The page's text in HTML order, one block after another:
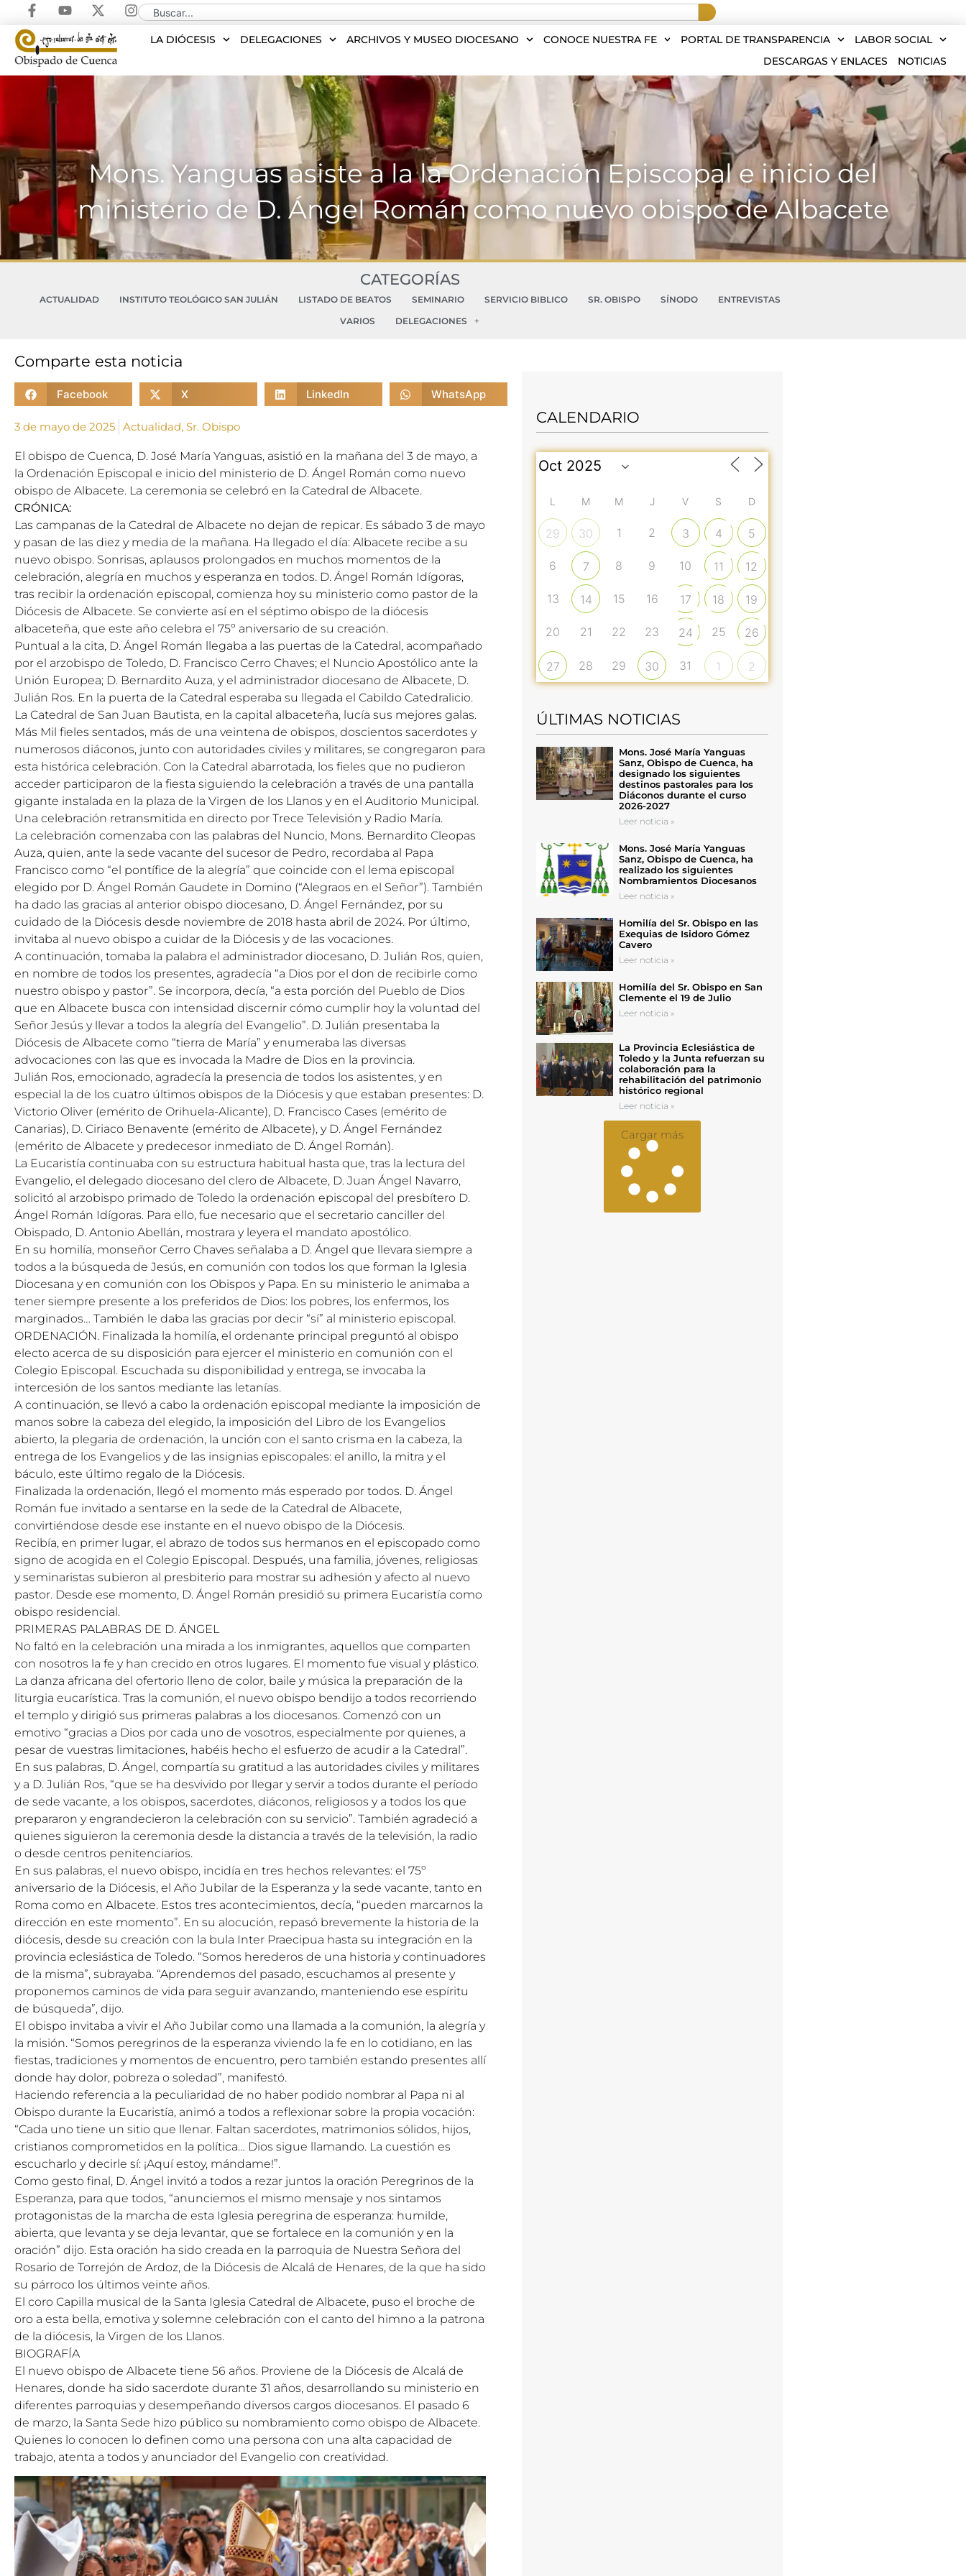
LA DIÓCESIS DELEGACIONES ARCHIVOS Y MUSEO DIOCESANO CONOCE NUESTRA FE PORTAL DE TRANSPARENCIA
LABOR SOCIAL
DESCARGAS Y ENLACES
NOTICIAS
Mons. Yanguas asiste a la la Ordenación Episcopal e inicio del
ministerio de D. Ángel Román como nuevo obispo de Albacete
CATEGORÍAS
ACTUALIDAD INSTITUTO TEOLÓGICO SAN JULIÁN LISTADO DE BEATOS SEMINARIO SERVICIO BIBLICO SR. OBISPO SÍNODO
ENTREVISTAS
VARIOS
DELEGACIONES
Comparte esta noticia
Facebook X LinkedIn WhatsApp
3 de mayo de 2025 Actualidad, Sr. Obispo
El obispo de Cuenca, D. José María Yanguas, asistió en la mañana del 3 de mayo, a
la Ordenación Episcopal e inicio del ministerio de D. Ángel Román como nuevo
obispo de Albacete. La ceremonia se celebró en la Catedral de Albacete.
CRÓNICA:
Las campanas de la Catedral de Albacete no dejan de repicar. Es sábado 3 de mayo
y pasan de las diez y media de la mañana. Ha llegado el día: Albacete recibe a su
nuevo obispo. Sonrisas, aplausos prolongados en muchos momentos de la
celebración, alegría en muchos y esperanza en todos. D. Ángel Román Idígoras,
tras recibir la ordenación episcopal, comienza hoy su ministerio como pastor de la
Diócesis de Albacete. Se convierte así en el séptimo obispo de la diócesis
albaceteña, que este año celebra el 75º aniversario de su creación.
Puntual a la cita, D. Ángel Román llegaba a las puertas de la Catedral, acompañado
por el arzobispo de Toledo, D. Francisco Cerro Chaves; el Nuncio Apostólico ante la
Unión Europea; D. Bernardito Auza, y el administrador diocesano de Albacete, D.
Julián Ros. En la puerta de la Catedral esperaba su llegada el Cabildo Catedralicio.
La Catedral de San Juan Bautista, en la capital albaceteña, lucía sus mejores galas.
Más Mil fieles sentados, más de una veintena de obispos, doscientos sacerdotes y
numerosos diáconos, junto con autoridades civiles y militares, se congregaron para
esta histórica celebración. Con la Catedral abarrotada, los fieles que no pudieron
acceder participaron de la fiesta siguiendo la celebración a través de una pantalla
gigante instalada en la plaza de la Virgen de los Llanos y en el Auditorio Municipal.
Una celebración retransmitida en directo por Trece Televisión y Radio María.
La celebración comenzaba con las palabras del Nuncio, Mons. Bernardito Cleopas
Auza, quien, ante la sede vacante del sucesor de Pedro, recordaba al Papa
Francisco como “el pontífice de la alegría” que coincide con el lema episcopal
elegido por D. Ángel Román Gaudete in Domino (“Alegraos en el Señor”). También
ha dado las gracias al anterior obispo diocesano, D. Ángel Fernández, por su
cuidado de la Diócesis desde noviembre de 2018 hasta abril de 2024. Por último,
invitaba al nuevo obispo a cuidar de la Diócesis y de las vocaciones.
A continuación, tomaba la palabra el administrador diocesano, D. Julián Ros, quien,
en nombre de todos los presentes, agradecía “a Dios por el don de recibirle como
nuestro obispo y pastor”. Se incorpora, decía, “a esta porción del Pueblo de Dios
que en Albacete busca con intensidad discernir cómo cumplir hoy la voluntad del
Señor Jesús y llevar a todos la alegría del Evangelio”. D. Julián presentaba la
Diócesis de Albacete como “tierra de María” y enumeraba las diversas
advocaciones con las que es invocada la Madre de Dios en la provincia.
Julián Ros, emocionado, agradecía la presencia de todos los asistentes, y en
especial la de los cuatro últimos obispos de la Diócesis y que estaban presentes: D.
Victorio Oliver (emérito de Orihuela-Alicante), D. Francisco Cases (emérito de
Canarias), D. Ciriaco Benavente (emérito de Albacete), y D. Ángel Fernández
(emérito de Albacete y predecesor inmediato de D. Ángel Román).
La Eucaristía continuaba con su estructura habitual hasta que, tras la lectura del
Evangelio, el delegado diocesano del clero de Albacete, D. Juan Ángel Navarro,
solicitó al arzobispo primado de Toledo la ordenación episcopal del presbítero D.
Ángel Román Idígoras. Para ello, fue necesario que el secretario canciller del
Obispado, D. Antonio Abellán, mostrara y leyera el mandato apostólico.
En su homilía, monseñor Cerro Chaves señalaba a D. Ángel que llevara siempre a
todos a la búsqueda de Jesús, en comunión con todos los que forman la Iglesia
Diocesana y en comunión con los Obispos y Papa. En su ministerio le animaba a
tener siempre presente a los preferidos de Dios: los pobres, los enfermos, los
marginados… También le daba las gracias por decir “sí” al ministerio episcopal.
ORDENACIÓN. Finalizada la homilía, el ordenante principal preguntó al obispo
electo acerca de su disposición para ejercer el ministerio en comunión con el
Colegio Episcopal. Escuchada su disponibilidad y entrega, se invocaba la
intercesión de los santos mediante las letanías.
A continuación, se llevó a cabo la ordenación episcopal mediante la imposición de
manos sobre la cabeza del elegido, la imposición del Libro de los Evangelios
abierto, la plegaria de ordenación, la unción con el santo crisma en la cabeza, la
entrega de los Evangelios y de las insignias episcopales: el anillo, la mitra y el
báculo, este último regalo de la Diócesis.
Finalizada la ordenación, llegó el momento más esperado por todos. D. Ángel
Román fue invitado a sentarse en la sede de la Catedral de Albacete,
convirtiéndose desde ese instante en el nuevo obispo de la Diócesis.
Recibía, en primer lugar, el abrazo de todos sus hermanos en el episcopado como
signo de acogida en el Colegio Episcopal. Después, una familia, jóvenes, religiosas
y seminaristas subieron al presbiterio para mostrar su adhesión y afecto al nuevo
pastor. Desde ese momento, D. Ángel Román presidió su primera Eucaristía como
obispo residencial.
PRIMERAS PALABRAS DE D. ÁNGEL
No faltó en la celebración una mirada a los inmigrantes, aquellos que comparten
con nosotros la fe y han crecido en otros lugares. El momento fue visual y plástico.
La danza africana del ofertorio lleno de color, baile y música la preparación de la
liturgia eucarística. Tras la comunión, el nuevo obispo bendijo a todos recorriendo
el templo y dirigió sus primeras palabras a los diocesanos. Comenzó con un
emotivo “gracias a Dios por cada uno de vosotros, especialmente por quienes, a
pesar de vuestras limitaciones, habéis hecho el esfuerzo de acudir a la Catedral”.
En sus palabras, D. Ángel, compartía su gratitud a las autoridades civiles y militares
y a D. Julián Ros, “que se ha desvivido por llegar y servir a todos durante el período
de sede vacante, a los obispos, sacerdotes, diáconos, religiosos y a todos los que
prepararon y engrandecieron la celebración con su servicio”. También agradeció a
quienes siguieron la ceremonia desde la distancia a través de la televisión, la radio
o desde centros penitenciarios.
En sus palabras, el nuevo obispo, incidía en tres hechos relevantes: el 75º
aniversario de la Diócesis, el Año Jubilar de la Esperanza y la sede vacante, tanto en
Roma como en Albacete. Estos tres acontecimientos, decía, “pueden marcarnos la
dirección en este momento”. En su alocución, repasó brevemente la historia de la
diócesis, desde su creación con la bula Inter Praecipua hasta su integración en la
provincia eclesiástica de Toledo. “Somos herederos de una historia y continuadores
de la misma”, subrayaba. “Aprendemos del pasado, escuchamos al presente y
proponemos caminos de vida para seguir avanzando, manteniendo ese espíritu
de búsqueda”, dijo.
El obispo invitaba a vivir el Año Jubilar como una llamada a la comunión, la alegría y
la misión. “Somos peregrinos de la esperanza viviendo la fe en lo cotidiano, en las
fiestas, tradiciones y momentos de encuentro, pero también estando presentes allí
donde hay dolor, pobreza o soledad”, manifestó.
Haciendo referencia a la peculiaridad de no haber podido nombrar al Papa ni al
Obispo durante la Eucaristía, animó a todos a reflexionar sobre la propia vocación:
“Cada uno tiene un sitio que llenar. Faltan sacerdotes, matrimonios sólidos, hijos,
cristianos comprometidos en la política… Dios sigue llamando. La cuestión es
escucharlo y decirle sí: ¡Aquí estoy, mándame!”.
Como gesto final, D. Ángel invitó a todos a rezar juntos la oración Peregrinos de la
Esperanza, para que todos, “anunciemos el mismo mensaje y nos sintamos
protagonistas de la marcha de esta Iglesia peregrina de esperanza: humilde,
abierta, que levanta y se deja levantar, que se fortalece en la comunión y en la
oración” dijo. Esta oración ha sido creada en la parroquia de Nuestra Señora del
Rosario de Torrejón de Ardoz, de la Diócesis de Alcalá de Henares, de la que ha sido
su párroco los últimos veinte años.
El coro Capilla musical de la Santa Iglesia Catedral de Albacete, puso el broche de
oro a esta bella, emotiva y solemne celebración con el canto del himno a la patrona
de la diócesis, la Virgen de los Llanos.
BIOGRAFÍA
El nuevo obispo de Albacete tiene 56 años. Proviene de la Diócesis de Alcalá de
Henares, donde ha sido sacerdote durante 31 años, desarrollando su ministerio en
diferentes parroquias y desempeñando diversos cargos diocesanos. El pasado 6
de marzo, la Santa Sede hizo público su nombramiento como obispo de Albacete.
Quienes lo conocen lo definen como una persona con una alta capacidad de
trabajo, atenta a todos y anunciador del Evangelio con creatividad.
CALENDARIO
L M M J V S D
29 30 1 2 3 4 5
6 7 8 9 10 11 12
13 14 15 16 17 18 19
20 21 22 23 24 25 26
27 28 29 30 31 1 2
ÚLTIMAS NOTICIAS
Mons. José María Yanguas
Sanz, Obispo de Cuenca, ha
designado los siguientes
destinos pastorales para los
Diáconos durante el curso
2026-2027
Leer noticia »
Mons. José María Yanguas
Sanz, Obispo de Cuenca, ha
realizado los siguientes
Nombramientos Diocesanos
Leer noticia »
Homilía del Sr. Obispo en las
Exequias de Isidoro Gómez
Cavero
Leer noticia »
Homilía del Sr. Obispo en San
Clemente el 19 de Julio
Leer noticia »
La Provincia Eclesiástica de
Toledo y la Junta refuerzan su
colaboración para la
rehabilitación del patrimonio
histórico regional
Leer noticia »
Cargar más